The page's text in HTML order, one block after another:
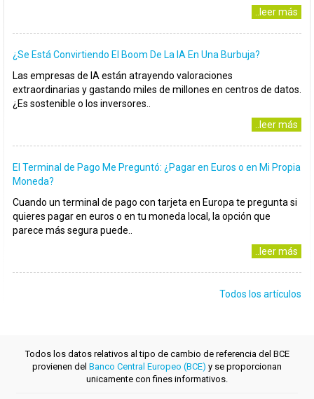
..leer más
¿Se Está Convirtiendo El Boom De La IA En Una Burbuja?
Las empresas de IA están atrayendo valoraciones
extraordinarias y gastando miles de millones en centros de datos.
¿Es sostenible o los inversores..
..leer más
El Terminal de Pago Me Preguntó: ¿Pagar en Euros o en Mi Propia
Moneda?
Cuando un terminal de pago con tarjeta en Europa te pregunta si
quieres pagar en euros o en tu moneda local, la opción que
parece más segura puede..
..leer más
Todos los artículos
Todos los datos relativos al tipo de cambio de referencia del BCE
provienen del Banco Central Europeo (BCE) y se proporcionan
unicamente con fines informativos.